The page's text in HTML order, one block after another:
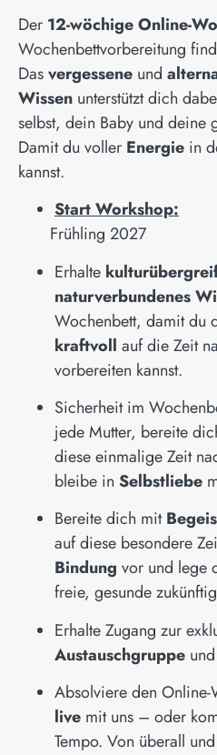
Der 12-wöchige Online-
Wochenbettvorbereitung
Dasvergessene und
Wissen unterstützt dich
selbst, dein Baby und deine
Damit du voller Energie in
kannst.
Start Workshop:
Frühling 2027
Erhalte
naturverbundenes
Wochenbett, damit du
kraftvoll auf die Zeit
vorbereiten kannst.
Sicherheit im
jede Mutter, bereite
diese einmalige Zeit
bleibe in Selbstliebe
Bereite dich mit
auf diese besondere
Bindung vor und lege
freie, gesunde
Erhalte Zugang zur
Austauschgruppe
Absolviere den Online-
live mit uns – oder
Tempo. Von überall